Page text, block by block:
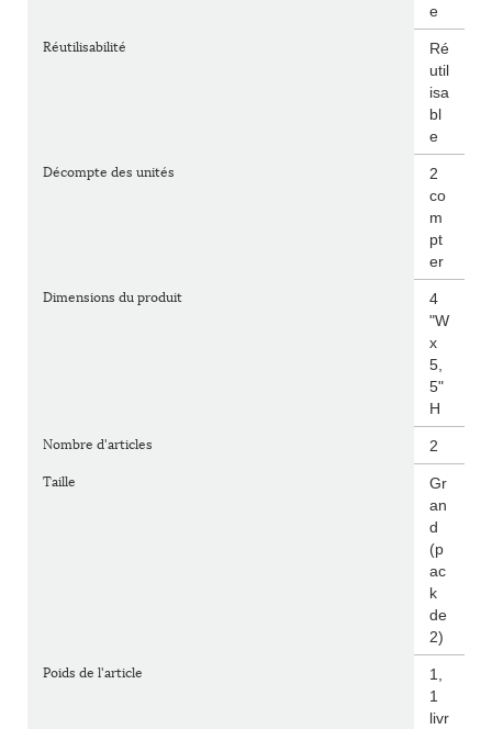
e
Réutilisabilité
Ré
util
isa
bl
e
Décompte des unités
2
co
m
pt
er
Dimensions du produit
4
"W
x
5,
5"
H
Nombre d'articles 2
Taille
Gr
an
d
(p
ac
k
de
2)
Poids de l'article
1,
1
livr